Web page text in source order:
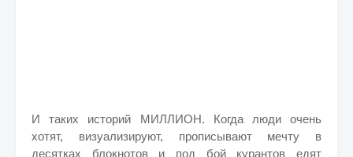
И таких историй МИЛЛИОН. Когда люди очень
хотят, визуализируют, прописывают мечту в
десятках блокнотов и под бой курантов едят